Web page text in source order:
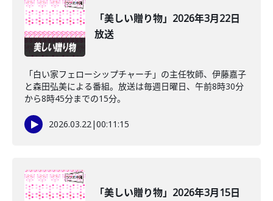
「美しい贈り物」2026年3月22日
放送
「白い家フェローシップチャーチ」の主任牧師、伊藤嘉子
と森田弘美による番組。放送は毎週日曜日、午前8時30分
から8時45分までの15分。
2026.03.22|00:11:15
「美しい贈り物」2026年3月15日